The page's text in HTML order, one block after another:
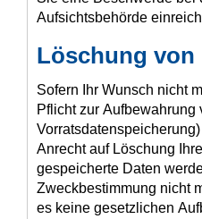
Aufsichtsbehörde
Löschung von
Sofern Ihr Wunsch nicht
Pflicht zur Aufbewahrung
Anrecht auf Löschung
gespeicherte Daten
Zweckbestimmung nicht
es keine gesetzlichen